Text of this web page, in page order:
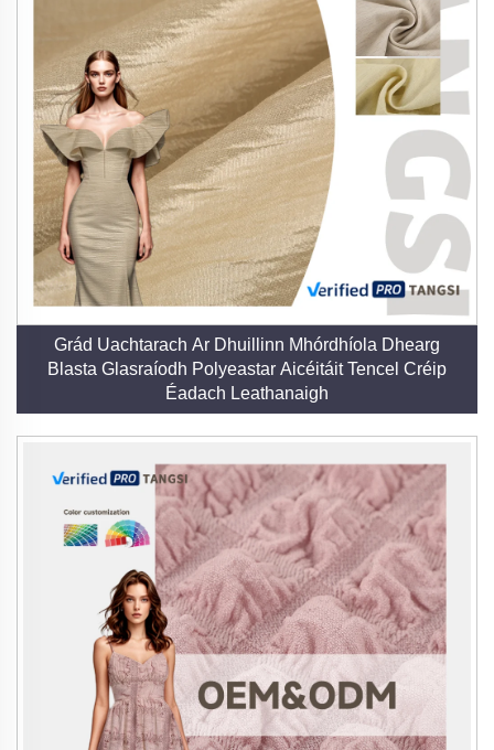
Grád Uachtarach Ar Dhuillinn Mhórdhíola Dhearg
Blasta Glasraíodh Polyeastar Aicéitáit Tencel Créip
Éadach Leathanaigh